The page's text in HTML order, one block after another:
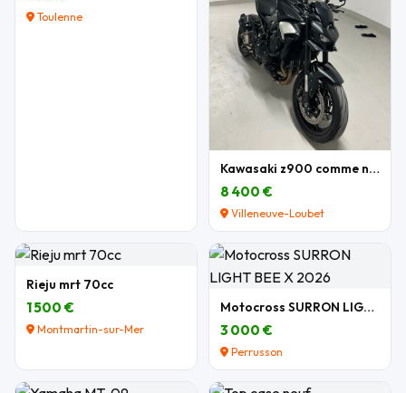
Toulenne
Kawasaki z900 comme neuve
8 400 €
Villeneuve-Loubet
Rieju mrt 70cc
1 500 €
Montmartin-sur-Mer
Motocross SURRON LIGHT BEE X 2026
3 000 €
Perrusson